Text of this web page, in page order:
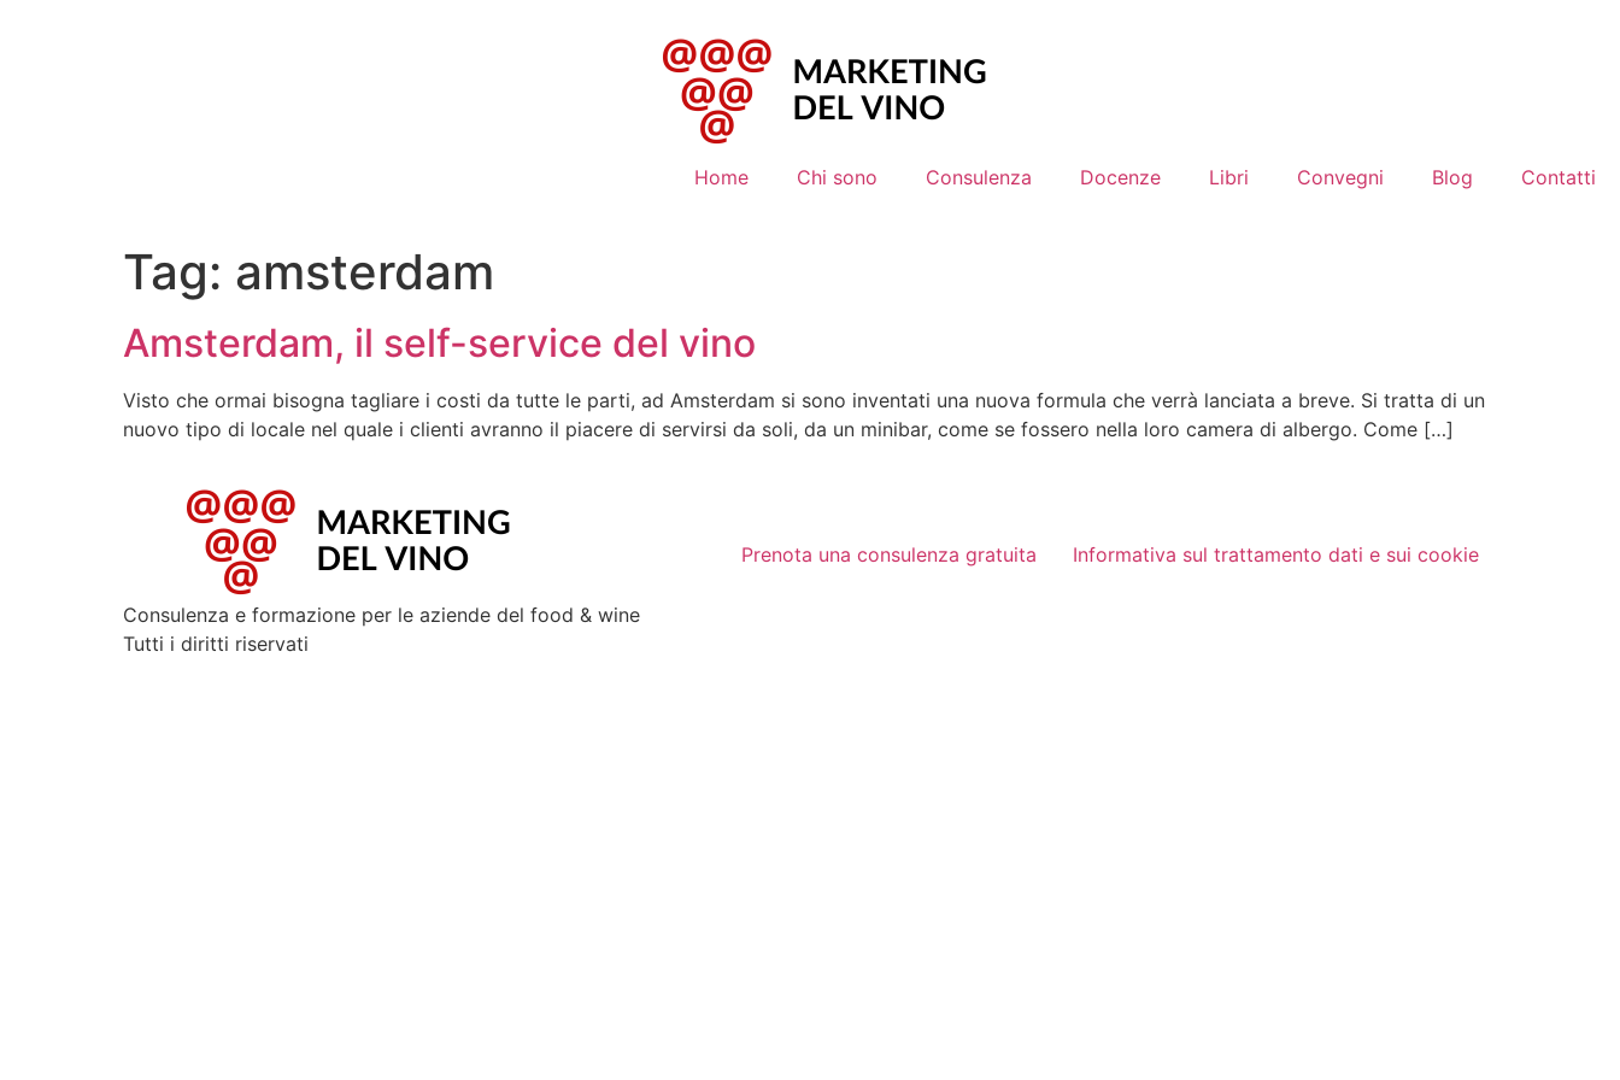
Home Chi sono Consulenza Docenze Libri Convegni Blog Contatti
Tag: amsterdam
Amsterdam, il self-service del vino
Visto che ormai bisogna tagliare i costi da tutte le parti, ad Amsterdam si sono inventati una nuova formula che verrà lanciata a breve. Si tratta di un
nuovo tipo di locale nel quale i clienti avranno il piacere di servirsi da soli, da un minibar, come se fossero nella loro camera di albergo. Come […]
Consulenza e formazione per le aziende del food & wine
Prenota una consulenza gratuita Informativa sul trattamento dati e sui cookie
Tutti i diritti riservati